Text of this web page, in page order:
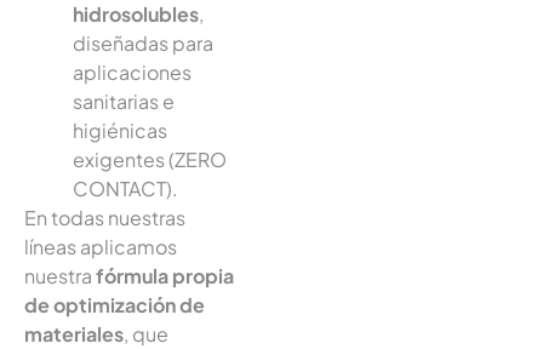
hidrosolubles,
diseñadas para
aplicaciones
sanitarias e
higiénicas
exigentes (ZERO
CONTACT).
En todas nuestras
líneas aplicamos
nuestrafórmula propia
de optimización de
materiales, que